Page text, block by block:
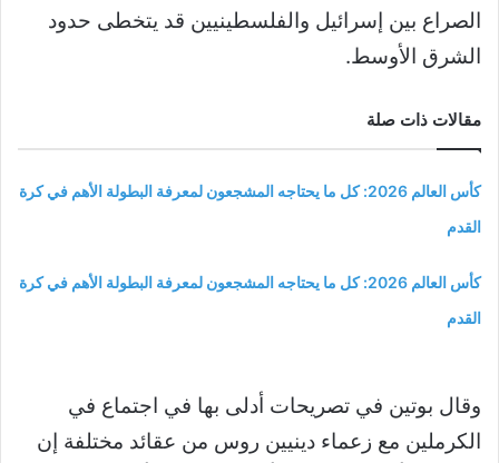
الصراع بين إسرائيل والفلسطينيين قد يتخطى حدود
الشرق الأوسط.
مقالات ذات صلة
كأس العالم 2026: كل ما يحتاجه المشجعون لمعرفة البطولة الأهم في كرة
القدم
كأس العالم 2026: كل ما يحتاجه المشجعون لمعرفة البطولة الأهم في كرة
القدم
وقال بوتين في تصريحات أدلى بها في اجتماع في
الكرملين مع زعماء دينيين روس من عقائد مختلفة إن